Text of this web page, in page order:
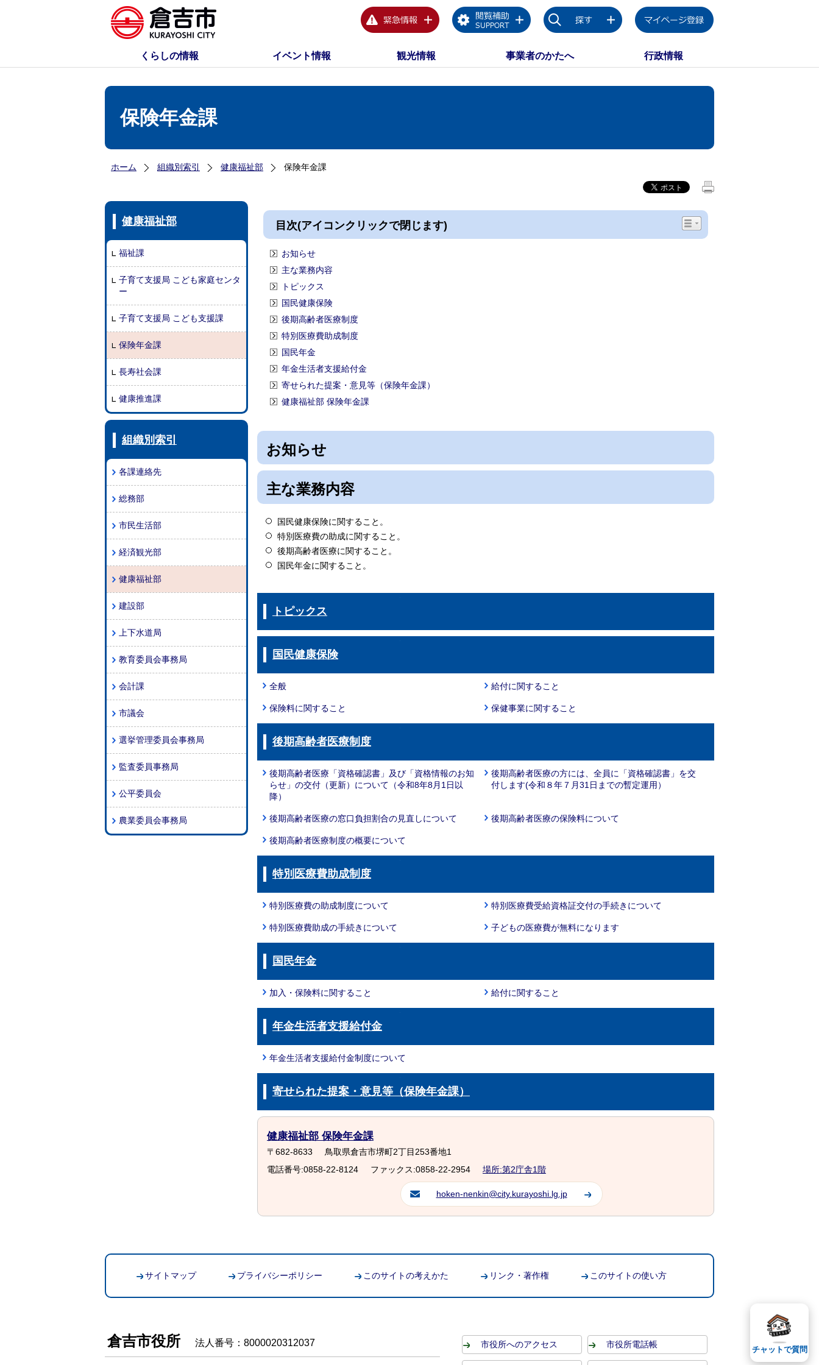
くらしの情報 イベント情報 観光情報 事業者のかたへ 行政情報
保険年金課
ホーム 組織別索引 健康福祉部 保険年金課
健康福祉部
福祉課
子育て支援局 こども家庭センタ
ー
子育て支援局 こども支援課
保険年金課
長寿社会課
健康推進課
組織別索引
各課連絡先
総務部
市民生活部
経済観光部
健康福祉部
建設部
上下水道局
教育委員会事務局
会計課
市議会
選挙管理委員会事務局
監査委員事務局
公平委員会
農業委員会事務局
目次(アイコンクリックで閉じます)
お知らせ
主な業務内容
トピックス
国民健康保険
後期高齢者医療制度
特別医療費助成制度
国民年金
年金生活者支援給付金
寄せられた提案・意見等（保険年金課）
健康福祉部 保険年金課
お知らせ
主な業務内容
国民健康保険に関すること。
特別医療費の助成に関すること。
後期高齢者医療に関すること。
国民年金に関すること。
トピックス
国民健康保険
全般 給付に関すること
保険料に関すること 保健事業に関すること
後期高齢者医療制度
後期高齢者医療「資格確認書」及び「資格情報のお知
らせ」の交付（更新）について（令和8年8月1日以
降）
後期高齢者医療の方には、全員に「資格確認書」を交
付します(令和８年７月31日までの暫定運用）
後期高齢者医療の窓口負担割合の見直しについて 後期高齢者医療の保険料について
後期高齢者医療制度の概要について
特別医療費助成制度
特別医療費の助成制度について 特別医療費受給資格証交付の手続きについて
特別医療費助成の手続きについて 子どもの医療費が無料になります
国民年金
加入・保険料に関すること 給付に関すること
年金生活者支援給付金
年金生活者支援給付金制度について
寄せられた提案・意見等（保険年金課）
健康福祉部 保険年金課
〒682-8633
鳥取県倉吉市堺町2丁目253番地1
電話番号:0858-22-8124
ファックス:0858-22-2954 場所:第2庁舎1階
hoken-nenkin@city.kurayoshi.lg.jp
サイトマップ プライバシーポリシー このサイトの考えかた リンク・著作権 このサイトの使い方
倉吉市役所 法人番号：8000020312037 市役所へのアクセス 市役所電話帳 チャットで質問